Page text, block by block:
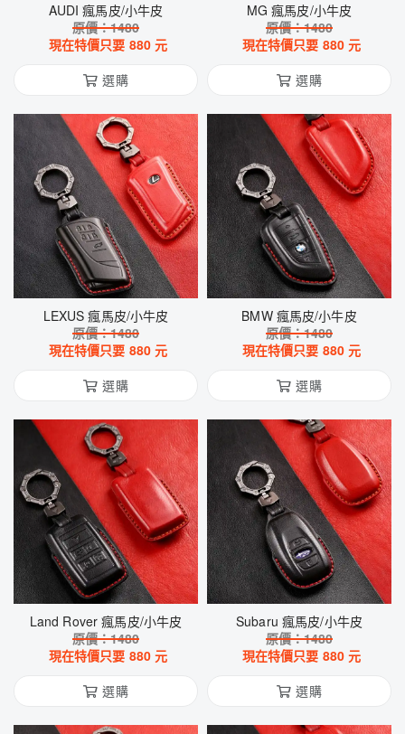
AUDI 瘋馬皮/小牛皮
原價：1480
現在特價只要 880 元
選購
MG 瘋馬皮/小牛皮
原價：1480
現在特價只要 880 元
選購
LEXUS 瘋馬皮/小牛皮
原價：1480
現在特價只要 880 元
選購
BMW 瘋馬皮/小牛皮
原價：1480
現在特價只要 880 元
選購
Land Rover 瘋馬皮/小牛皮
原價：1480
現在特價只要 880 元
選購
Subaru 瘋馬皮/小牛皮
原價：1480
現在特價只要 880 元
選購